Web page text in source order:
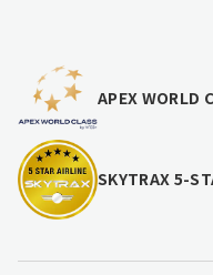
APEX WORLD
SKYTRAX 5-